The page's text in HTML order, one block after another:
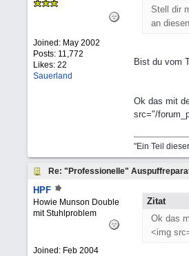
Joined: May 2002
Posts: 11,772
Likes: 22
Sauerland
Stell dir
an
Bist du vom
Ok das mit
src="/
"Ein Teil
Re: "Professionelle"
HPF
Howie Munson Double
mit Stuhlproblem
Joined: Feb 2004
Zitat
Ok das
<img